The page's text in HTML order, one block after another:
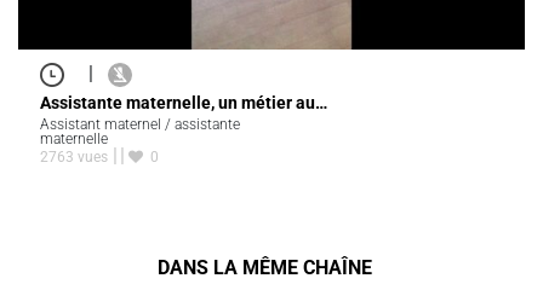
|
Assistante maternelle, un métier au…
Assistant maternel / assistante
maternelle
2763 vues
0
DANS LA MÊME CHAÎNE